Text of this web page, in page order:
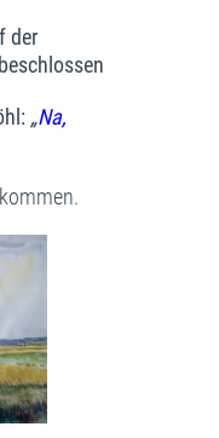
der
„Na,